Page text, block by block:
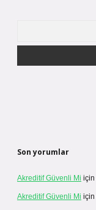
Son yorumlar
Akreditif Güvenli Mi için
Akreditif Güvenli Mi için